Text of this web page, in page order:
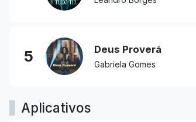
5 Deus Proverá
Gabriela Gomes
Aplicativos